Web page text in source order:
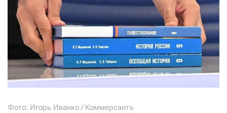
Фото: Игорь Иванко / Коммерсантъ